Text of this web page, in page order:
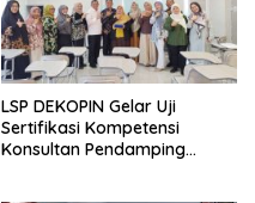
LSP DEKOPIN Gelar Uji
Sertifikasi Kompetensi
Konsultan Pendamping